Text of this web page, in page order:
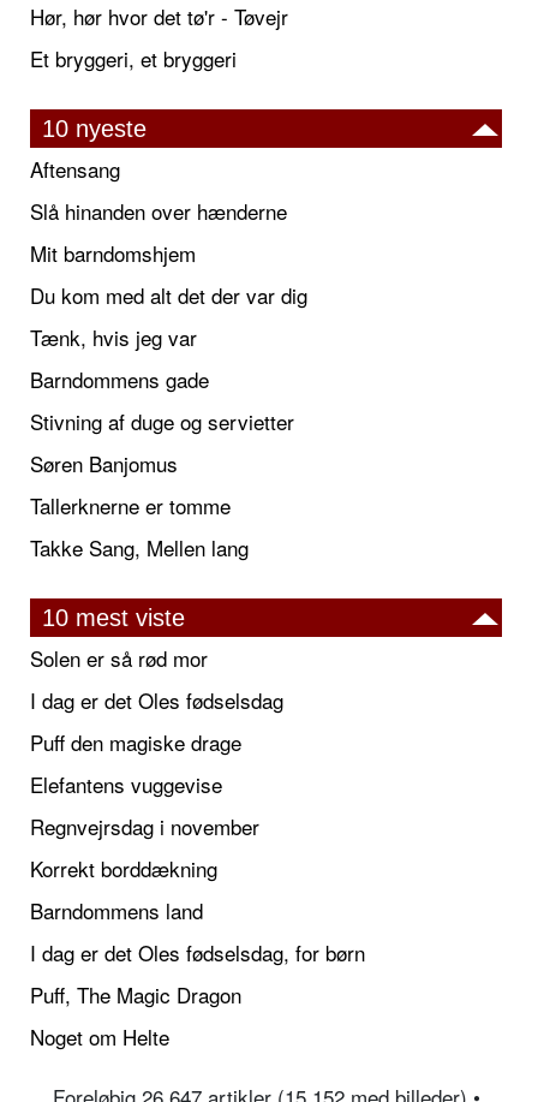
Hør, hør hvor det tø'r - Tøvejr
Et bryggeri, et bryggeri
10 nyeste
Aftensang
Slå hinanden over hænderne
Mit barndomshjem
Du kom med alt det der var dig
Tænk, hvis jeg var
Barndommens gade
Stivning af duge og servietter
Søren Banjomus
Tallerknerne er tomme
Takke Sang, Mellen lang
10 mest viste
Solen er så rød mor
I dag er det Oles fødselsdag
Puff den magiske drage
Elefantens vuggevise
Regnvejrsdag i november
Korrekt borddækning
Barndommens land
I dag er det Oles fødselsdag, for børn
Puff, The Magic Dragon
Noget om Helte